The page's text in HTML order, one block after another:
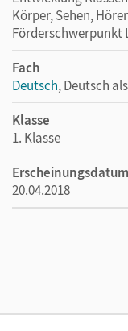
Körper, Sehen,
Förderschwerpunkt
Fach
Deutsch, Deutsch
Klasse
1. Klasse
Erscheinungsdatum
20.04.2018